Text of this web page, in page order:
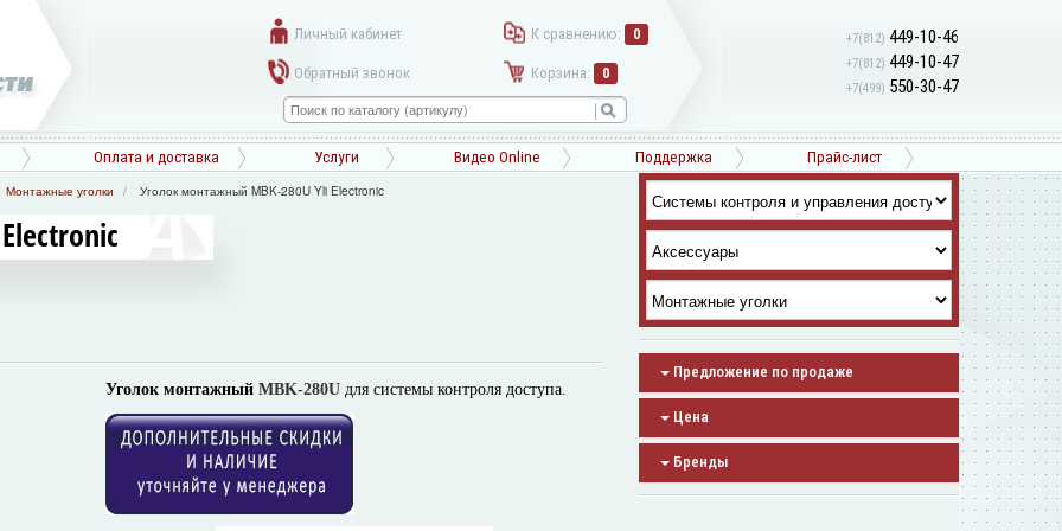
Личный кабинет К сравнению: 0
Обратный звонок Корзина: 0
+7(812) 449-10-46
+7(812) 449-10-47
+7(499) 550-30-47
Оплата и доставка Услуги Видео Online Поддержка Прайс-лист
Монтажные уголки Уголок монтажный MBK-280U Yli Electronic
Уголок монтажный MBK-280U для системы контроля доступа.
Предложение по продаже
Цена
Бренды